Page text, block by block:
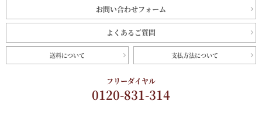
お問い合わせフォーム
よくあるご質問
送料について 支払方法について
フリーダイヤル
0120-831-314